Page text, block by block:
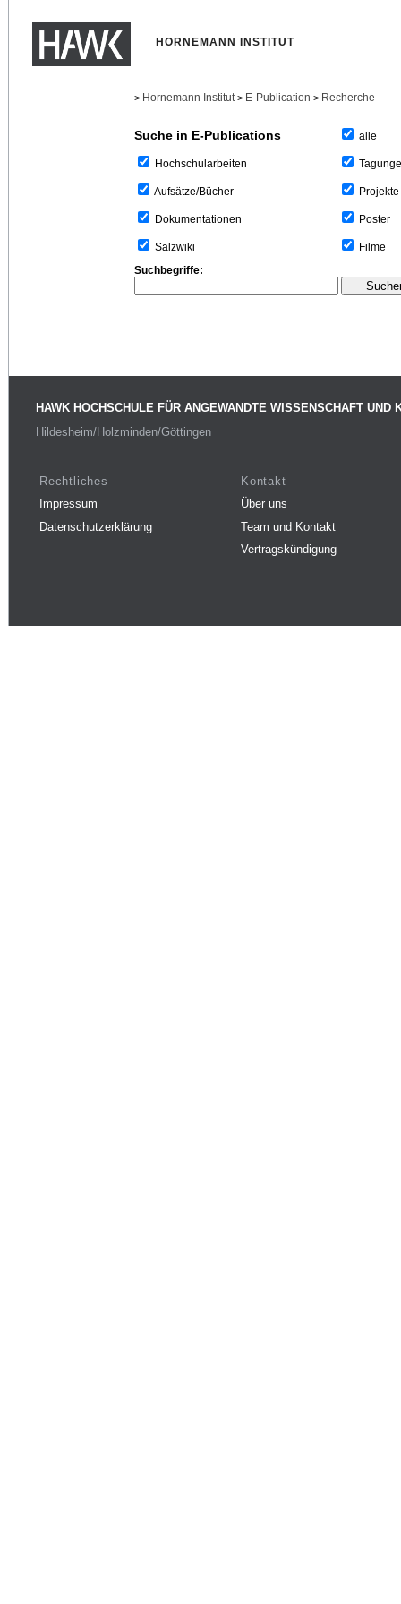
HORNEMANN INSTITUT
> Hornemann Institut > E-Publication > Recherche
Suche in E-Publications
Hochschularbeiten
Aufsätze/Bücher
Dokumentationen
Salzwiki
alle
Projekte
Poster
Filme
Suchbegriffe:
HAWK HOCHSCHULE FÜR ANGEWANDTE WISSENSCHAFT UND
Hildesheim/Holzminden/Göttingen
Rechtliches
Impressum
Datenschutzerklärung
Kontakt
Über uns
Team und Kontakt
Vertragskündigung